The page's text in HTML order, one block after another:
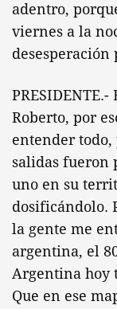
adentro,
viernes a la
desesperación
Roberto, por
entender
salidas fueron
uno en su
dosificándolo.
la gente me
argentina, el
Argentina hoy
Que en ese